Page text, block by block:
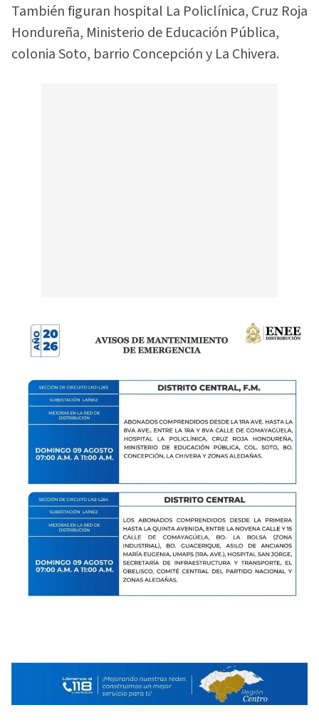
También figuran hospital La Policlínica, Cruz Roja
Hondureña, Ministerio de Educación Pública,
colonia Soto, barrio Concepción y La Chivera.